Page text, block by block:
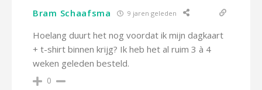
Bram Schaafsma 9 jaren geleden
Hoelang duurt het nog voordat ik mijn dagkaart
+ t-shirt binnen krijg? Ik heb het al ruim 3 à 4
weken geleden besteld.
0